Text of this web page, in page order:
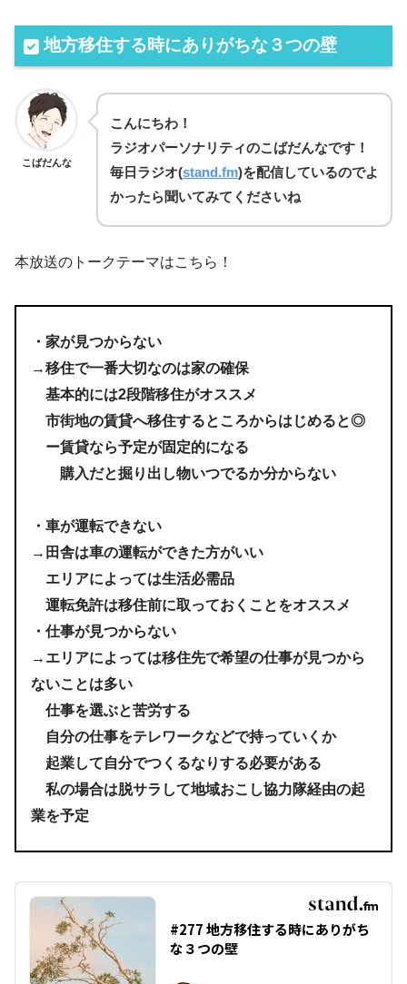
地方移住する時にありがちな３つの壁
こばだんな
こんにちわ！
ラジオパーソナリティのこばだんなです！
毎日 ラジオ(stand.fm)を配信しているのでよ
かったら聞いてみてくださいね
本放送のトークテーマはこちら！
・家が見つからない
→移住で一番大切なのは家の確保
基本的には2段階移住がオススメ
市街地の賃貸へ移住するところからはじめると◎
ー賃貸なら予定が固定的になる
購入だと掘り出し物いつでるか分からない
・車が運転できない
→田舎は車の運転ができた方がいい
エリアによっては生活必需品
運転免許は移住前に取っておくことをオススメ
・仕事が見つからない
→エリアによっては移住先で希望の仕事が見つから
ないことは多い
仕事を選ぶと苦労する
自分の仕事をテレワークなどで持っていくか
起業して自分でつくるなりする必要がある
私の場合は脱サラして地域おこし協力隊経由の起
業を予定